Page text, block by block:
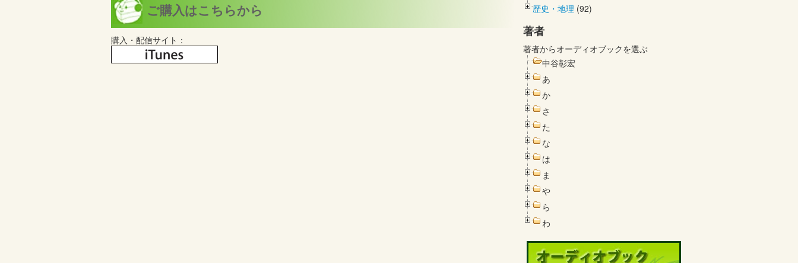
ご購入はこちらから
購入・配信サイト：
歴史・地理 (92)
著者
著者からオーディオブックを選ぶ
中谷彰宏
あ
か
さ
た
な
は
ま
や
ら
わ